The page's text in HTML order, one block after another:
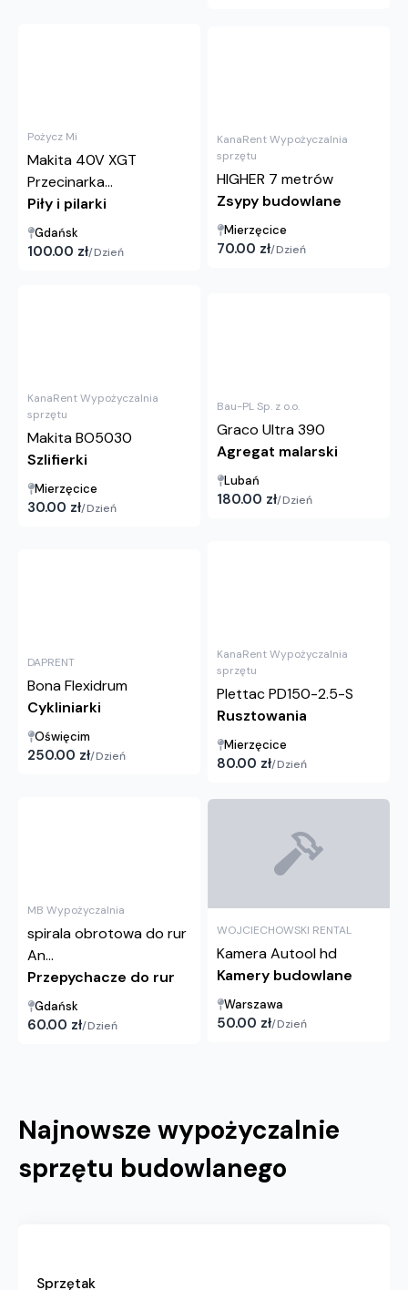
Pożycz Mi
Makita 40V XGT
Przecinarka...
Piły i pilarki
Gdańsk
100.00 zł/Dzień
KanaRent Wypożyczalnia
sprzętu
HIGHER 7 metrów
Zsypy budowlane
Mierzęcice
70.00 zł/Dzień
KanaRent Wypożyczalnia
sprzętu
Makita BO5030
Szlifierki
Mierzęcice
30.00 zł/Dzień
Bau-PL Sp. z o.o.
Graco Ultra 390
Agregat malarski
Lubań
180.00 zł/Dzień
DAPRENT
Bona Flexidrum
Cykliniarki
Oświęcim
250.00 zł/Dzień
KanaRent Wypożyczalnia
sprzętu
Plettac PD150-2.5-S
Rusztowania
Mierzęcice
80.00 zł/Dzień
MB Wypożyczalnia
spirala obrotowa do rur
An...
Przepychacze do rur
Gdańsk
60.00 zł/Dzień
WOJCIECHOWSKI RENTAL
Kamera Autool hd
Kamery budowlane
Warszawa
50.00 zł/Dzień
Najnowsze wypożyczalnie
sprzętu budowlanego
Sprzętak